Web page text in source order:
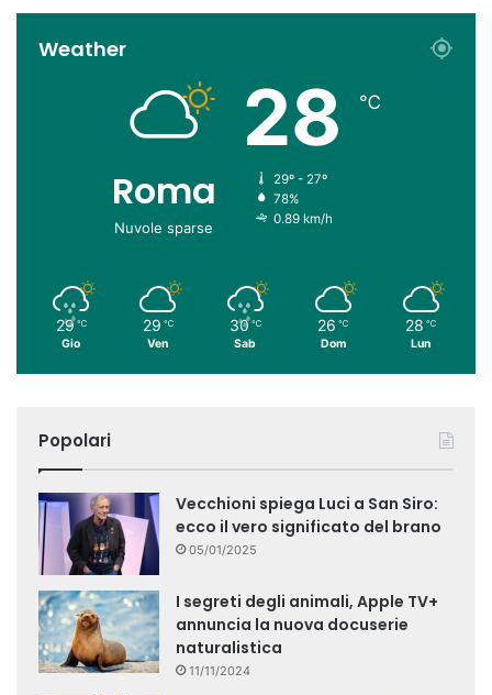
Weather
Roma
Nuvole sparse
28 ℃
29º - 27º
78%
0.89 km/h
29 ℃
Gio
29 ℃
Ven
30 ℃
Sab
26 ℃
Dom
28 ℃
Lun
Popolari
Vecchioni spiega Luci a San Siro:
ecco il vero significato del brano
05/01/2025
I segreti degli animali, Apple TV+
annuncia la nuova docuserie
naturalistica
11/11/2024